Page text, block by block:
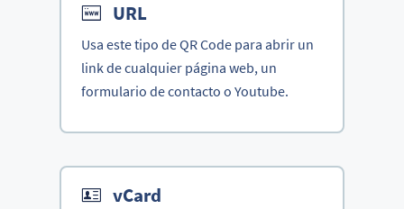
URL
Usa este tipo de QR Code para abrir un
link de cualquier página web, un
formulario de contacto o Youtube.
vCard